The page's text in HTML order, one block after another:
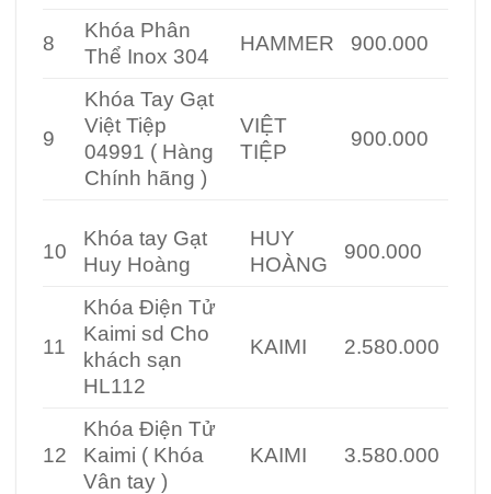
8
Khóa Phân
Thể Inox 304
HAMMER 900.000
9
Khóa Tay Gạt
Việt Tiệp
04991 ( Hàng
Chính hãng )
VIỆT
TIỆP
900.000
10
Khóa tay Gạt
Huy Hoàng
HUY
HOÀNG
900.000
11
Khóa Điện Tử
Kaimi sd Cho
khách sạn
HL112
KAIMI 2.580.000
12
Khóa Điện Tử
Kaimi ( Khóa
Vân tay )
KAIMI 3.580.000